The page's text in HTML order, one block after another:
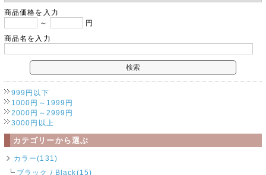
商品価格を入力
～
円
商品名を入力
999円以下
1000円～1999円
2000円～2999円
3000円以上
カテゴリーから選ぶ
カラー(131)
ブラック / Black(15)